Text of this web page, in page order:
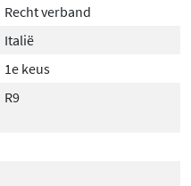
Recht verband
Italië
1e keus
R9